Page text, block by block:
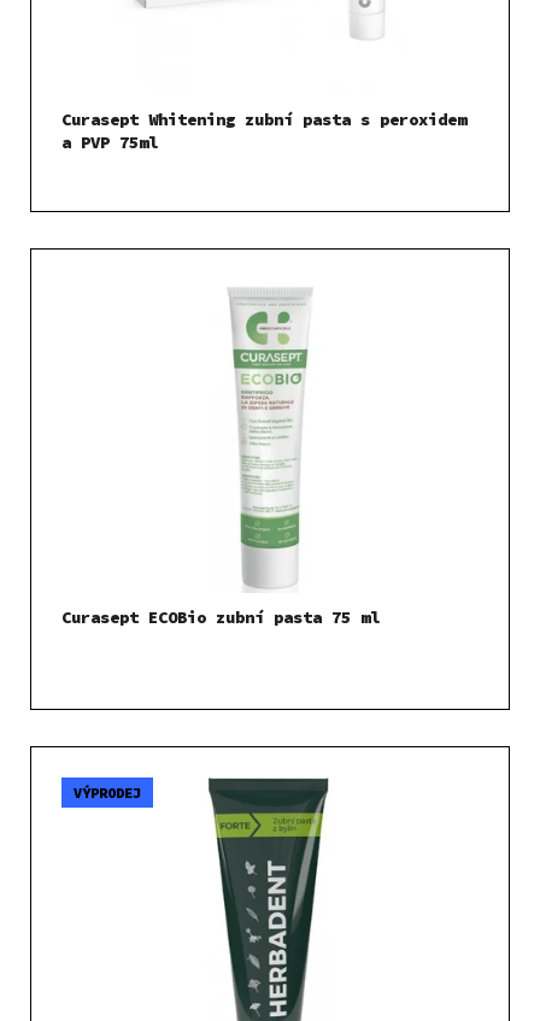
Curasept Whitening zubní pasta s peroxidem
a PVP 75ml
Curasept ECOBio zubní pasta 75 ml
VÝPRODEJ